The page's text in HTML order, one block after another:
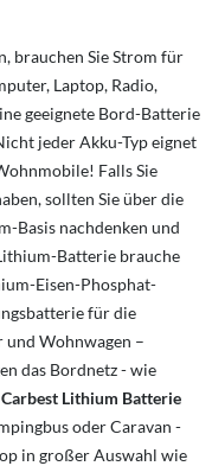
brauchen Sie Strom für
Laptop, Radio,
geeignete Bord-Batterie
jeder Akku-Typ eignet
Falls Sie
sollten Sie über die
Basis nachdenken und
Batterie brauche
Eisen-Phosphat-
für die
Wohnwagen –
das Bordnetz - wie
Carbest Lithium Batterie
oder Caravan -
in großer Auswahl wie